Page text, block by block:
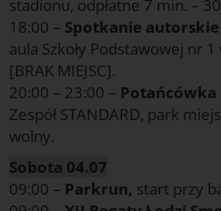
stadionu, odpłatne 7 min. –
18:00 – Spotkanie autorskie
aula Szkoły Podstawowej nr 1
[BRAK MIEJSC].
20:00 – 23:00 –
Zespół STANDARD, park
wolny.
Sobota 04.07
09:00 – Parkrun, start przy